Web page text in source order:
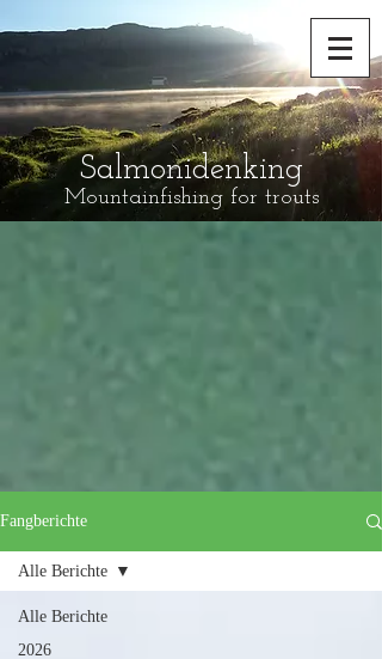
Salmonidenking
Mountainfishing for trouts
Fangberichte
Alle Berichte
2026
Alle Berichte